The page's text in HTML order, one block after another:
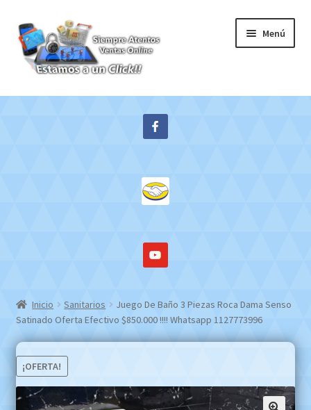
Ir
a
la
navegación
Ir
al
contenido
Menú
Inicio
Inicio Sanitarios
Juego De Baño 3 Piezas Roca Dama Senso
Satinado Oferta Efectivo $850.000 !!!! Whatsapp 1127773996
¡OFERTA!